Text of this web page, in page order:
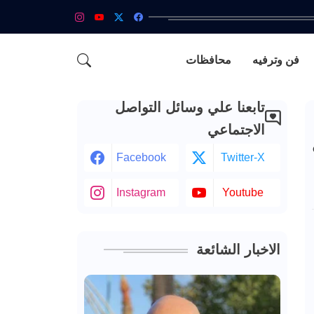
فن وترفيه محافظات
تابعنا علي وسائل التواصل
الاجتماعي
Facebook Twitter-X
Instagram Youtube
الاخبار الشائعة